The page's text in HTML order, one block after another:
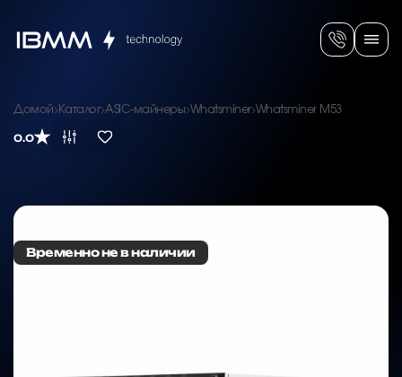
Домой Каталог ASIC-майнеры Whatsminer Whatsminer M53
0.0
Временно не в наличии